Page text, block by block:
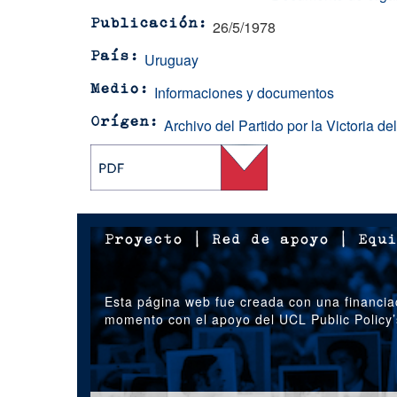
Publicación 26/5/1978
País Uruguay
Medio Informaciones y documentos
Orígen Archivo del Partido por la Victoria
Proyecto | Red de apoyo |
Esta página web fue creada con una
momento con el apoyo del UCL Public